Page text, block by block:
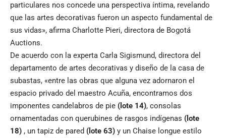
particulares nos concede una perspectiva íntima, revelando
que las artes decorativas fueron un aspecto fundamental de
sus vidas», afirma Charlotte Pieri, directora de Bogotá
Auctions.
De acuerdo con la experta Carla Sigismund, directora del
departamento de artes decorativas y diseño de la casa de
subastas, «entre las obras que alguna vez adornaron el
espacio privado del maestro Acuña, encontramos dos
imponentes candelabros de pie (lote 14), consolas
ornamentadas con querubines de rasgos indígenas (lote
18) , un tapiz de pared (lote 63) y un Chaise longue estilo